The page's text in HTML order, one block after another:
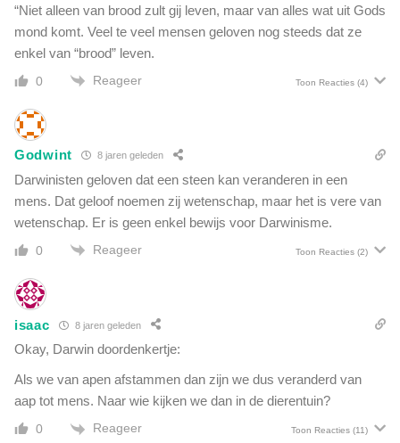
d
e
p
n
a
a
n
e
n
b
e
z
e
k
g
e
v
l
e
.
A
c
v
i
s
T
o
y
“Niet alleen van brood zult gij leven, maar van alles wat uit Gods
mond komt. Veel te veel mensen geloven nog steeds dat ze
enkel van “brood” leven.
0 Reageer Toon Reacties (4)
Godwint 8 jaren geleden
Darwinisten geloven dat een steen kan veranderen in een
mens. Dat geloof noemen zij wetenschap, maar het is vere van
wetenschap. Er is geen enkel bewijs voor Darwinisme.
0 Reageer Toon Reacties (2)
isaac 8 jaren geleden
Okay, Darwin doordenkertje:
Als we van apen afstammen dan zijn we dus veranderd van
aap tot mens. Naar wie kijken we dan in de dierentuin?
0 Reageer Toon Reacties (11)